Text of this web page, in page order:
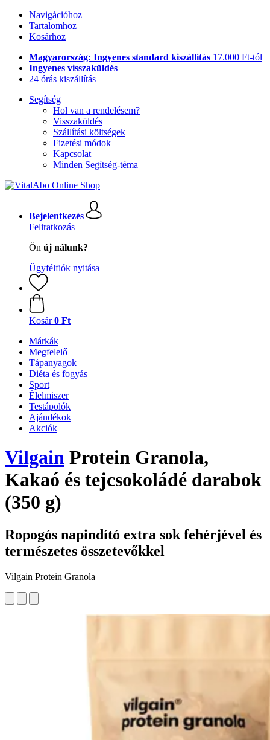
Navigációhoz
Tartalomhoz
Kosárhoz
Magyarország: Ingyenes standard kiszállítás 17.000 Ft-tól
Ingyenes visszaküldés
24 órás kiszállítás
Segítség
Hol van a rendelésem?
Visszaküldés
Szállítási költségek
Fizetési módok
Kapcsolat
Minden Segítség-téma
Bejelentkezés
Feliratkozás
Ön új nálunk?
Ügyfélfiók nyitása
Kosár 0 Ft
Márkák
Megfelelő
Tápanyagok
Diéta és fogyás
Sport
Élelmiszer
Testápolók
Ajándékok
Akciók
Vilgain Protein Granola,
Kakaó és tejcsokoládé darabok
(350 g)
Ropogós napindító extra sok fehérjével és
természetes összetevőkkel
Vilgain Protein Granola